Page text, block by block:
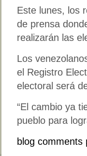
Este lunes, los
de prensa
realizarán las
Los
el Registro
electoral será
“El cambio ya
pueblo para
blog comments